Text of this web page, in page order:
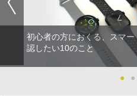
初心者の方におくる、スマ
認したい10のこと
● ●